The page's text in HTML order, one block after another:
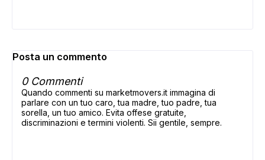
Posta un commento
0 Commenti
Quando commenti su marketmovers.it immagina di
parlare con un tuo caro, tua madre, tuo padre, tua
sorella, un tuo amico. Evita offese gratuite,
discriminazioni e termini violenti. Sii gentile, sempre.